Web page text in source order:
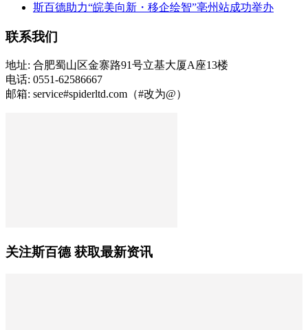
斯百德助力“皖美向新・移企绘智”亳州站成功举办
联系我们
地址: 合肥蜀山区金寨路91号立基大厦A座13楼
电话: 0551-62586667
邮箱: service#spiderltd.com（#改为@）
关注斯百德 获取最新资讯